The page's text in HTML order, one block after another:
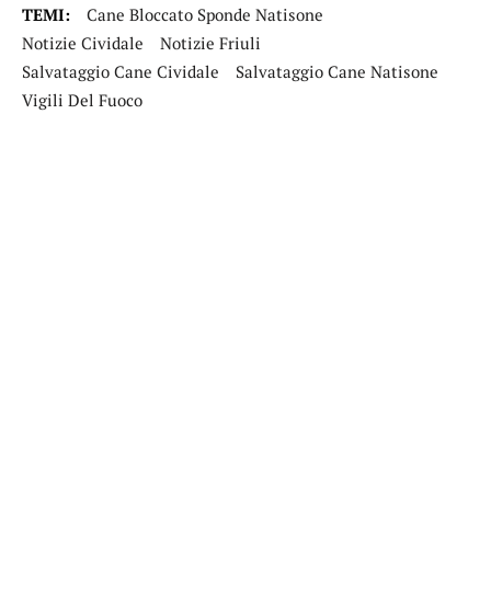
TEMI:
Cane Bloccato Sponde Natisone
Notizie Cividale
Notizie Friuli
Salvataggio Cane Cividale
Salvataggio Cane Natisone
Vigili Del Fuoco